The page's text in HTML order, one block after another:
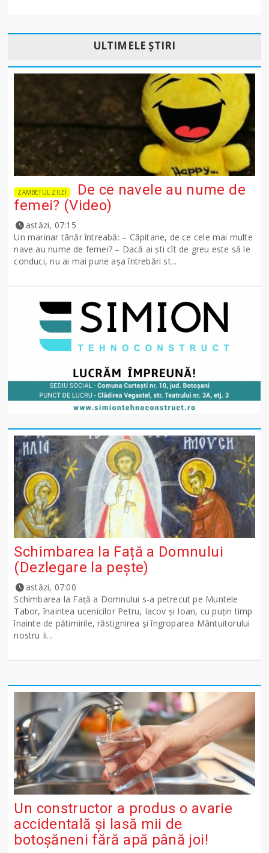
ULTIMELE ȘTIRI
ZAMBETUL ZILEI
De ce navele au nume de
femei? (Video)
astăzi, 07:15
Un marinar tânăr întreabă: – Căpitane, de ce cele mai multe
nave au nume de femei? – Dacă ai şti cît de greu este să le
conduci, nu ai mai pune așa întrebări st...
Schimbarea la Față a Domnului
(Dezlegare la peşte)
astăzi, 07:00
Schimbarea la Față a Domnului s-a petrecut pe Muntele
Tabor, înaintea ucenicilor Petru, Iacov și Ioan, cu puțin timp
înainte de pătimirile, răstignirea și îngroparea Mântuitorului
nostru Ii...
Un constructor a produs o avarie
accidentală și lasă mii de
botoșăneni fără apă până joi!